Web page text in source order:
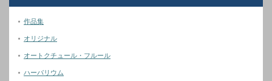
作品集
オリジナル
オートクチュール・フルール
ハーバリウム